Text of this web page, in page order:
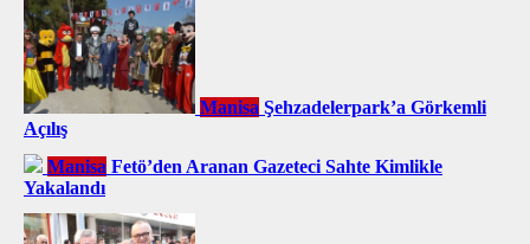
Manisa Şehzadelerpark’a Görkemli
Açılış
Manisa Fetö’den Aranan Gazeteci Sahte Kimlikle
Yakalandı